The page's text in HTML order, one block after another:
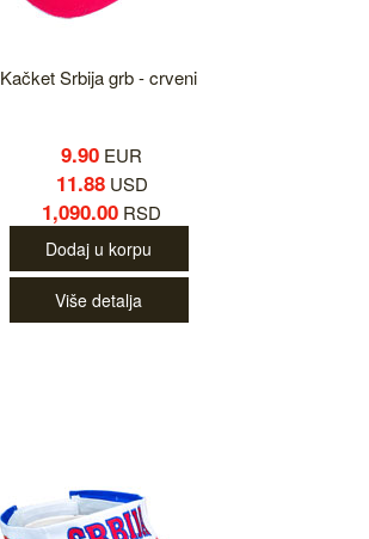
Kačket Srbija grb - crveni
9.90 EUR
11.88USD
1,090.00 RSD
Dodaj u korpu
Više detalja